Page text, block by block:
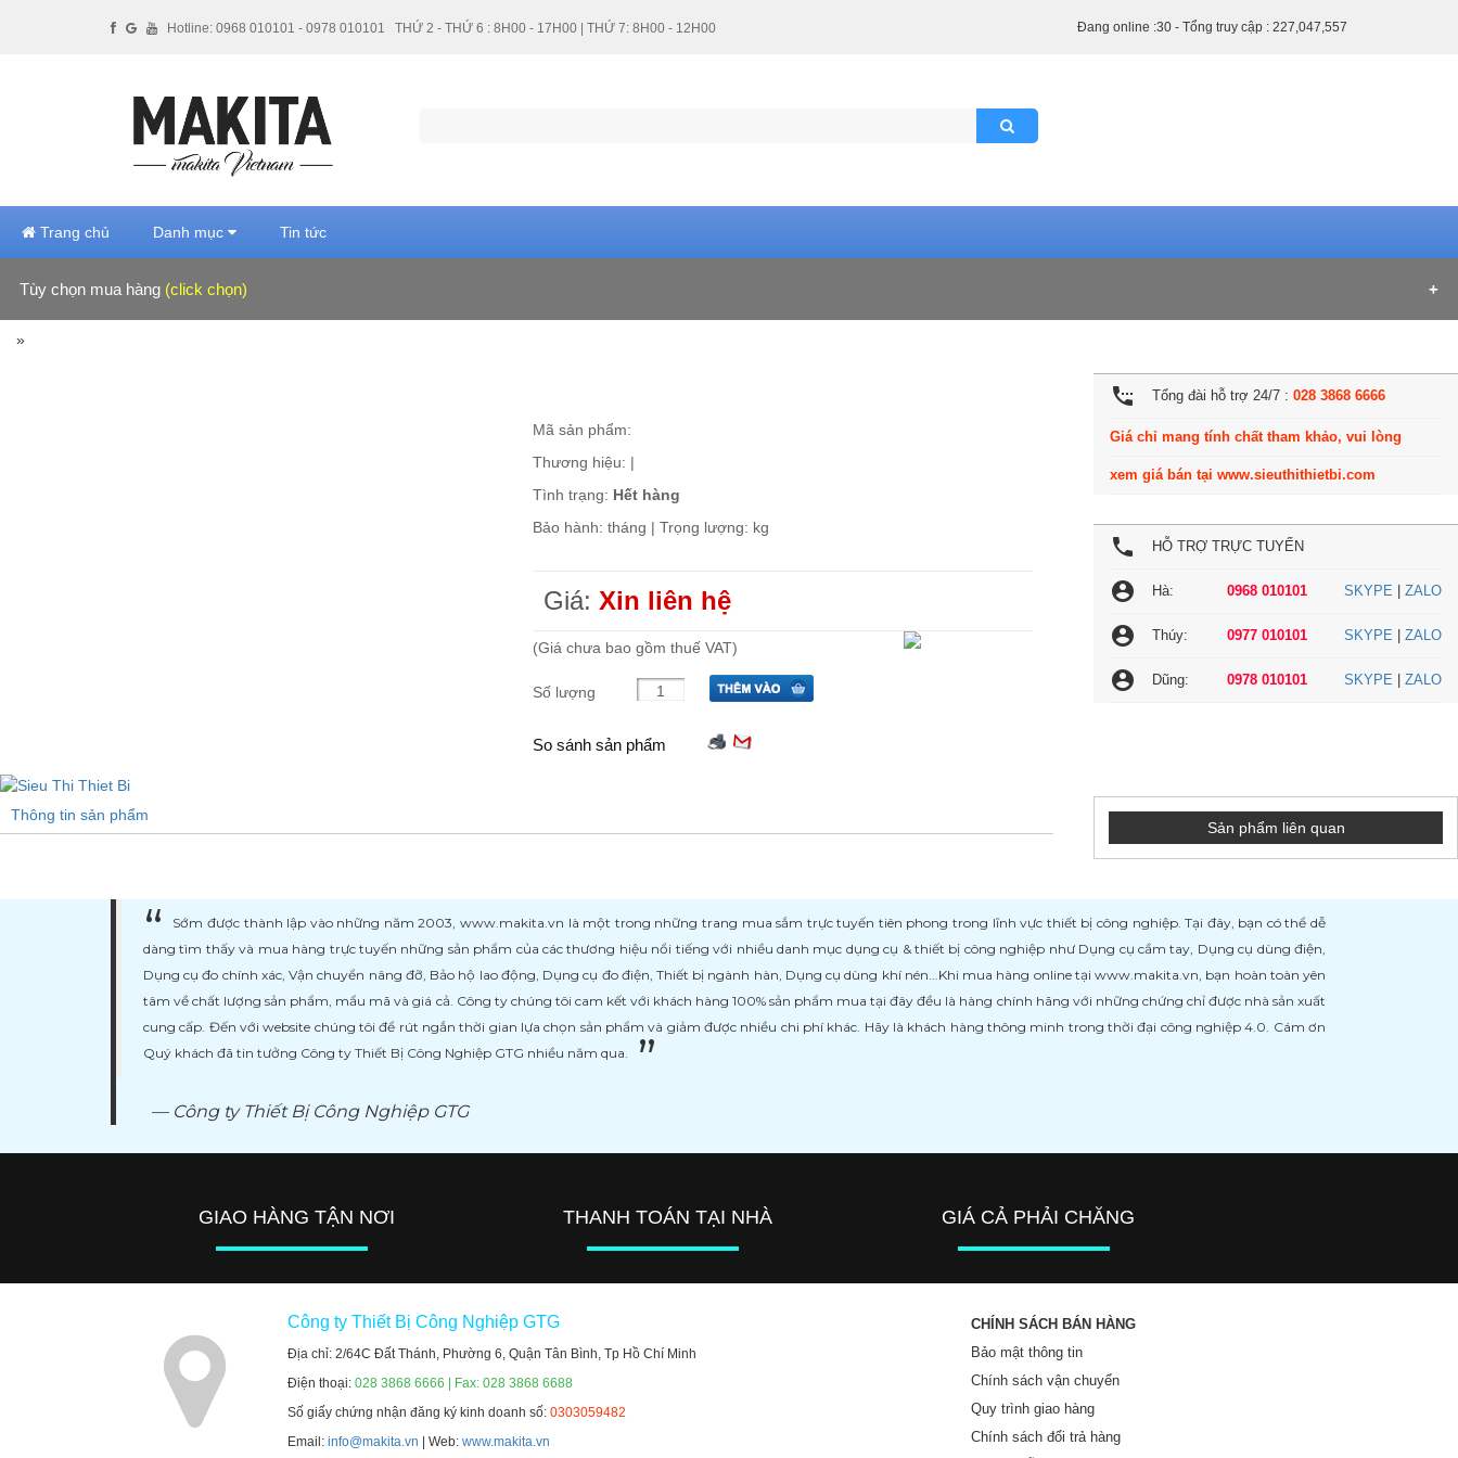
Trang chủ Danh mục Tin tức
Tùy chọn mua hàng (click chọn)
»
Mã sản phẩm:
Thương hiệu: |
Tình trạng: Hết hàng
Bảo hành: tháng | Trọng lượng: kg
Giá: Xin liên hệ
(Giá chưa bao gồm thuế VAT)
Số lượng
So sánh sản phẩm
settings_phone Tổng đài hỗ trợ 24/7 :028 3868 6666
Giá chỉ mang tính chất tham khảo, vui lòng
xem giá bán tại www.sieuthithietbi.com
local_phone HỖ TRỢ TRỰC TUYẾN
account_circle Hà: 0968 010101 SKYPE ZALO
account_circle Thúy: 0977 010101 SKYPE ZALO
account_circle Dũng: 0978 010101 SKYPE ZALO
Thông tin sản phẩm
Sản phẩm liên quan
Sớm được thành lập vào những năm 2003, www.makita.vn là một trong những trang mua sắm trực tuyến tiên phong trong lĩnh vực thiết bị công nghiệp. Tại đây, bạn có thể dễ
dàng tìm thấy và mua hàng trực tuyến những sản phẩm của các thương hiệu nổi tiếng với nhiều danh mục dụng cụ & thiết bị công nghiệp như Dụng cụ cầm tay, Dụng cụ dùng điện,
Dụng cụ đo chính xác, Vận chuyển nâng đỡ, Bảo hộ lao động, Dụng cụ đo điện, Thiết bị ngành hàn, Dụng cụ dùng khí nén...Khi mua hàng online tại www.makita.vn, bạn hoàn toàn yên
tâm về chất lượng sản phẩm, mẩu mã và giá cả. Công ty chúng tôi cam kết với khách hàng 100% sản phẩm mua tại đây đều là hàng chính hãng với những chứng chỉ được nhà sản xuất
cung cấp. Đến với website chúng tôi để rút ngắn thời gian lựa chọn sản phẩm và giảm được nhiều chi phí khác. Hãy là khách hàng thông minh trong thời đại công nghiệp 4.0. Cám ơn
Quý khách đã tin tưởng Công ty Thiết Bị Công Nghiệp GTG nhiều năm qua.
Công ty Thiết Bị Công Nghiệp GTG
GIAO HÀNG TẬN NƠI THANH TOÁN TẠI NHÀ GIÁ CẢ PHẢI CHĂNG
Công ty Thiết Bị Công Nghiệp GTG
Địa chỉ: 2/64C Đất Thánh, Phường 6, Quận Tân Bình, Tp Hồ Chí Minh
Điện thoại:028 3868 6666 | Fax: 028 3868 6688
Số giấy chứng nhận đăng ký kinh doanh số:0303059482
Email:info@makita.vn | Web:www.makita.vn
CHÍNH SÁCH BÁN HÀNG
Bảo mật thông tin
Chính sách vận chuyển
Quy trình giao hàng
Chính sách đổi trả hàng
Hotline: 0968 010101 - 0978 010101 THỨ 2 - THỨ 6 : 8H00 - 17H00 | THỨ 7: 8H00 - 12H00 Đang online :30 - Tổng truy cập : 227,047,557